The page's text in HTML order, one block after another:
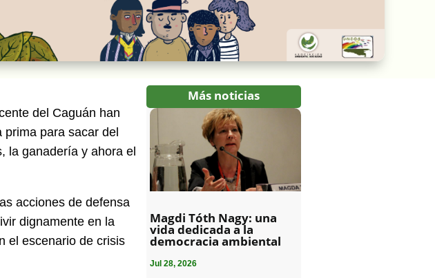
del Caguán han
prima para sacar del
la ganadería y ahora el
acciones de defensa
dignamente en la
el escenario de crisis
Más noticias
Magdi Tóth Nagy: una
vida dedicada a la
democracia ambiental
Jul 28, 2026